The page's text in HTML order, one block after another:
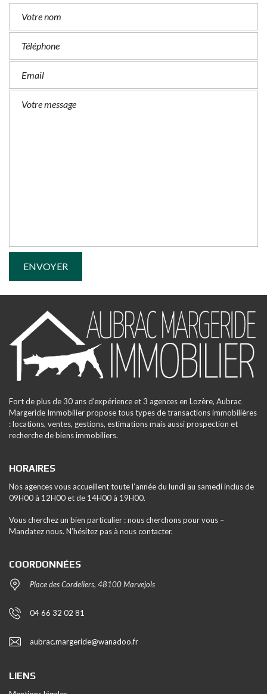
Fort de plus de 30 ans d'expérience et 3 agences en Lozère, Aubrac
Margeride Immobilier propose tous types de transactions immobilières
: locations, ventes, gestions, estimations mais aussi prospection et
recherche de biens immobiliers.
HORAIRES
Nos agences vous accueillent toute l’année du lundi au samedi inclus de
09H00 à 12H00 et de 14H00 à 19H00.
Vous cherchez un bien particulier : nous cherchons pour vous –
Mandatez nous. N’hésitez pas à nous contacter.
COORDONNÉES
Place des Cordeliers, 48100 Marvejols
04 66 32 02 81
aubrac.margeride@wanadoo.fr
LIENS